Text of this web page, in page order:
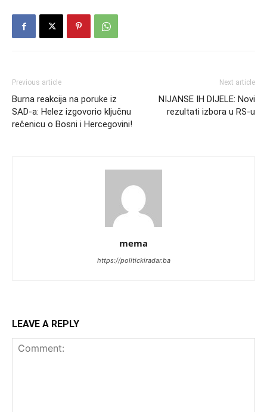
Previous article
Burna reakcija na poruke iz
SAD-a: Helez izgovorio ključnu
rečenicu o Bosni i Hercegovini!
Next article
NIJANSE IH DIJELE: Novi
rezultati izbora u RS-u
mema
https://politickiradar.ba
LEAVE A REPLY